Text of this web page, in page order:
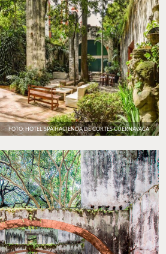
FOTO: HOTEL SPA HACIENDA DE CORTÉS CUERNAVACA